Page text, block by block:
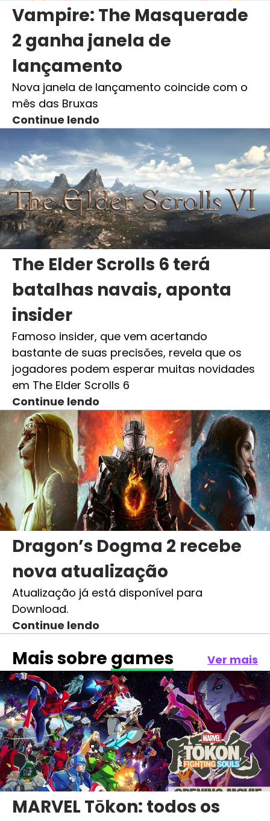
Vampire: The Masquerade
2 ganha janela de
lançamento
Nova janela de lançamento coincide com o
mês das Bruxas
Continue lendo
The Elder Scrolls 6 terá
batalhas navais, aponta
insider
Famoso insider, que vem acertando
bastante de suas precisões, revela que os
jogadores podem esperar muitas novidades
em The Elder Scrolls 6
Continue lendo
Dragon’s Dogma 2 recebe
nova atualização
Atualização já está disponível para
Download.
Continue lendo
Mais sobre games Ver mais
MARVEL Tōkon: todos os